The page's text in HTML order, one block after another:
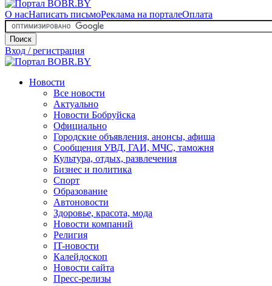
О насНаписать письмоРеклама на порталеОплата
Поиск
Вход / регистрация
Новости
Все новости
Актуально
Новости Бобруйска
Официально
Городские объявления, анонсы, афиша
Сообщения УВД, ГАИ, МЧС, таможня
Культура, отдых, развлечения
Бизнес и политика
Спорт
Образование
Автоновости
Здоровье, красота, мода
Новости компаний
Религия
IT-новости
Калейдоскоп
Новости сайта
Пресс-релизы